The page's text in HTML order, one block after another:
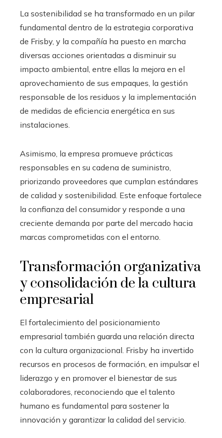
La sostenibilidad se ha transformado en un pilar
fundamental dentro de la estrategia corporativa
de Frisby, y la compañía ha puesto en marcha
diversas acciones orientadas a disminuir su
impacto ambiental, entre ellas la mejora en el
aprovechamiento de sus empaques, la gestión
responsable de los residuos y la implementación
de medidas de eficiencia energética en sus
instalaciones.
Asimismo, la empresa promueve prácticas
responsables en su cadena de suministro,
priorizando proveedores que cumplan estándares
de calidad y sostenibilidad. Este enfoque fortalece
la confianza del consumidor y responde a una
creciente demanda por parte del mercado hacia
marcas comprometidas con el entorno.
Transformación organizativa
y consolidación de la cultura
empresarial
El fortalecimiento del posicionamiento
empresarial también guarda una relación directa
con la cultura organizacional. Frisby ha invertido
recursos en procesos de formación, en impulsar el
liderazgo y en promover el bienestar de sus
colaboradores, reconociendo que el talento
humano es fundamental para sostener la
innovación y garantizar la calidad del servicio.